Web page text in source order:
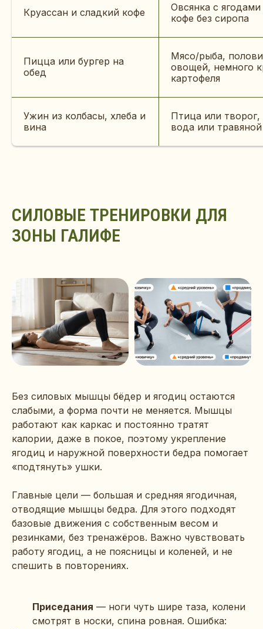
Круассан и сладкий кофе
Овсянка с
кофе без сиропа
Пицца или бургер на
обед
Мясо/рыба,
овощей, немного
картофеля
Ужин из колбасы, хлеба и
вина
Птица или
вода или
СИЛОВЫЕ ТРЕНИРОВКИ ДЛЯ
ЗОНЫ ГАЛИФЕ
Без силовых мышцы бёдер и ягодиц остаются
слабыми, а форма почти не меняется. Мышцы
работают как каркас и постоянно тратят
калории, даже в покое, поэтому укрепление
ягодиц и наружной поверхности бедра помогает
«подтянуть» ушки.
Главные цели — большая и средняя ягодичная,
отводящие мышцы бедра. Для этого подходят
базовые движения с собственным весом и
резинками, без тренажёров. Важно чувствовать
работу ягодиц, а не поясницы и коленей, и не
спешить в повторениях.
Приседания — ноги чуть шире таза, колени
смотрят в носки, спина ровная. Ошибка: